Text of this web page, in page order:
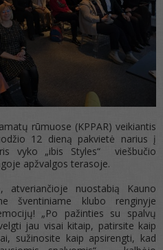
rūmuose (KPPAR) veikiantis
12 dieną pakvietė narius į
vyko „ibis Styles“ viešbučio
apžvalgos terasoje.
atveriančioje nuostabią Kauno
šventiniame klubo renginyje
„Po pažinties su spalvų
jau visai kitaip, patirsite kaip
sužinosite kaip apsirengti, kad